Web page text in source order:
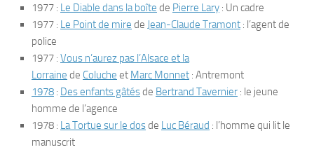
1977 : Le Diable dans la boîte de Pierre Lary : Un cadre
1977 : Le Point de mire de Jean-Claude Tramont : l’agent de
police
1977 : Vous n’aurez pas l’Alsace et la
Lorraine de Coluche et Marc Monnet : Antremont
1978 : Des enfants gâtésde Bertrand Tavernier : le jeune
homme de l’agence
1978 : La Tortue sur le dosde Luc Béraud : l’homme qui lit le
manuscrit